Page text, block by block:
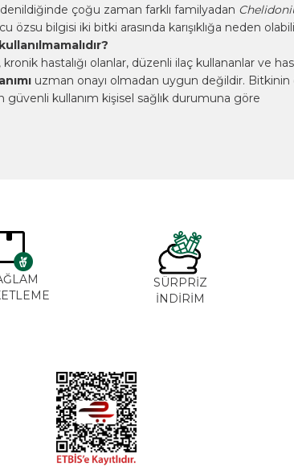
denildiğinde çoğu zaman farklı familyadan
özsu bilgisi iki bitki arasında karışıklığa neden
hastalığı olanlar, düzenli ilaç kullananlar ve
uzman onayı olmadan uygun değildir. Bitkinin
kullanım kişisel sağlık durumuna göre
SÜRPRİZ
İNDİRİM